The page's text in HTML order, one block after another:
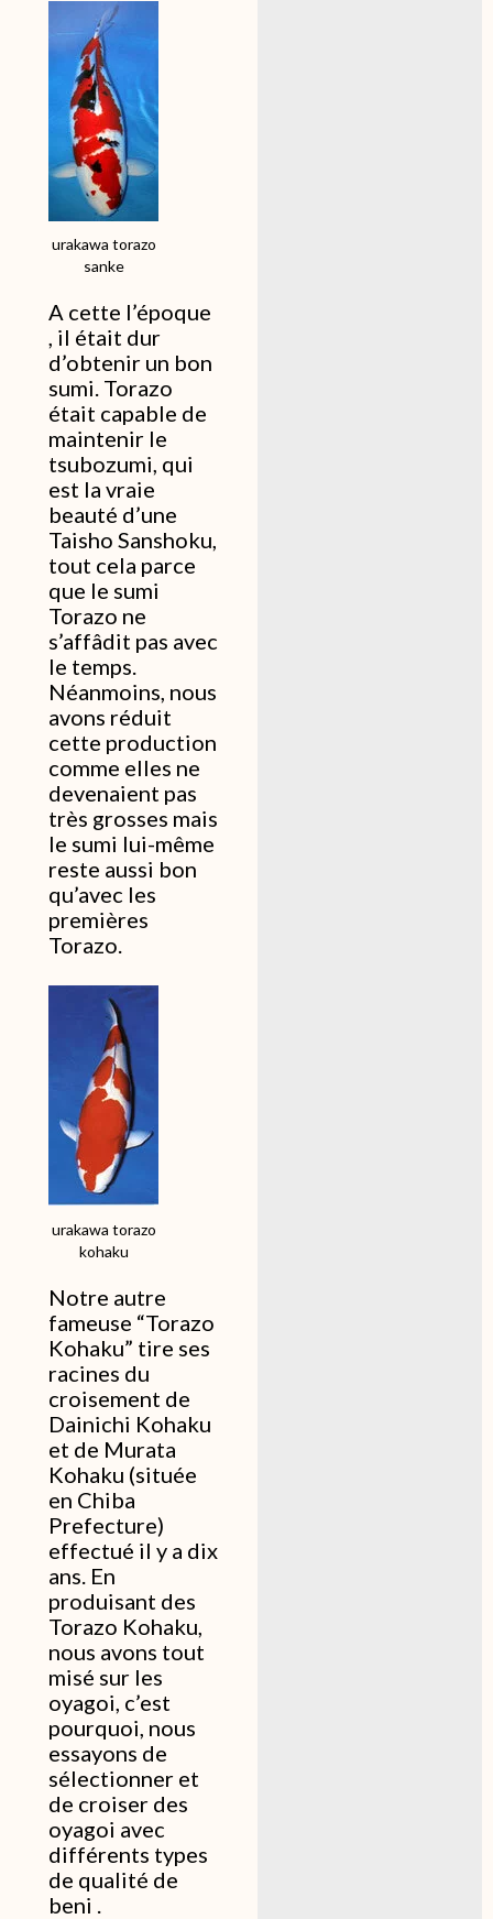
urakawa torazo
sanke
A cette l’époque
, il était dur
d’obtenir un bon
sumi. Torazo
était capable de
maintenir le
tsubozumi, qui
est la vraie
beauté d’une
Taisho Sanshoku,
tout cela parce
que le sumi
Torazo ne
s’affâdit pas avec
le temps.
Néanmoins, nous
avons réduit
cette production
comme elles ne
devenaient pas
très grosses mais
le sumi lui-même
reste aussi bon
qu’avec les
premières
Torazo.
urakawa torazo
kohaku
Notre autre
fameuse “Torazo
Kohaku” tire ses
racines du
croisement de
Dainichi Kohaku
et de Murata
Kohaku (située
en Chiba
Prefecture)
effectué il y a dix
ans. En
produisant des
Torazo Kohaku,
nous avons tout
misé sur les
oyagoi, c’est
pourquoi, nous
essayons de
sélectionner et
de croiser des
oyagoi avec
différents types
de qualité de
beni .